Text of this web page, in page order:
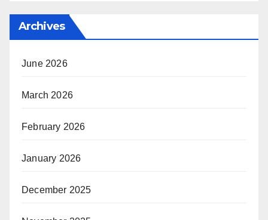
Archives
June 2026
March 2026
February 2026
January 2026
December 2025